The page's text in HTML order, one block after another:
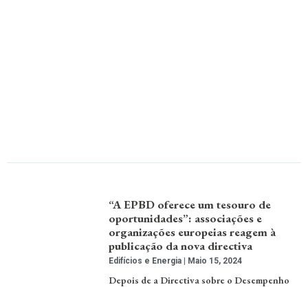
“A EPBD oferece um tesouro de
oportunidades”: associações e
organizações europeias reagem à
publicação da nova directiva
Edifícios e Energia Maio 15, 2024
Depois de a Directiva sobre o Desempenho